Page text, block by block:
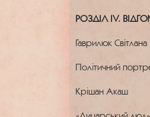
РОЗДІЛ ІV.
Гаврилюк Світлана
Політичний
Крішан Акаш